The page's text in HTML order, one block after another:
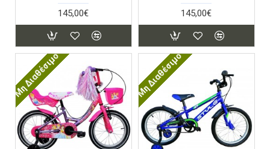
145,00€
145,00€
Μη Διαθέσιμο Μη Διαθέσιμο